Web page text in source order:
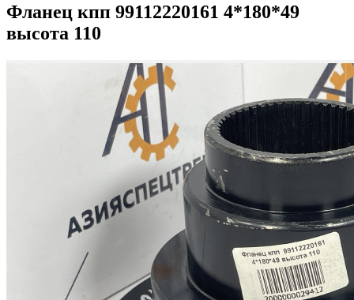
Фланец кпп 99112220161 4*180*49
высота 110